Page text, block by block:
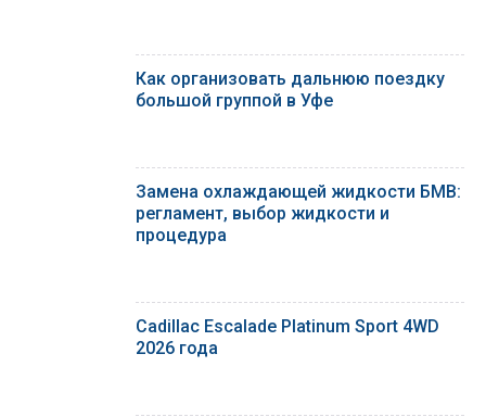
Как организовать дальнюю поездку
большой группой в Уфе
Замена охлаждающей жидкости БМВ:
регламент, выбор жидкости и
процедура
Cadillac Escalade Platinum Sport 4WD
2026 года